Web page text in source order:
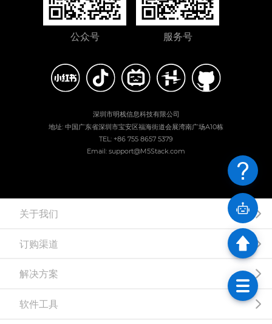
公众号 服务号
深圳市明栈信息科技有限公司
地址: 中国广东省深圳市宝安区福海街道会展湾南广场A10栋
TEL: +86 755 8657 5379
Email: support@M5Stack.com
关于我们
订购渠道
解决方案
软件工具